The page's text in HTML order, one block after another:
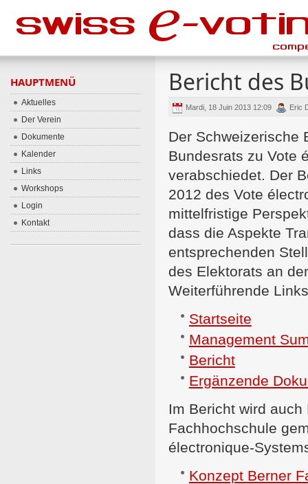
Bericht des
Mardi, 18 Juin 2013 12:09 Eric
Der Schweizerische
Bundesrats zu Vote
verabschiedet. Der
2012 des Vote
mittelfristige
dass die Aspekte
entsprechenden
des Elektorats an
Weiterführende
Startseite
Management
Bericht
Ergänzende
Im Bericht wird
Fachhochschule
électronique-
Konzept Berner
HAUPTMENÜ
Aktuelles
Der Verein
Dokumente
Kalender
Links
Workshops
Login
Kontakt